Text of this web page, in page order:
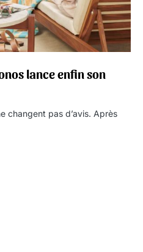
lance enfin son
changent pas d’avis. Après